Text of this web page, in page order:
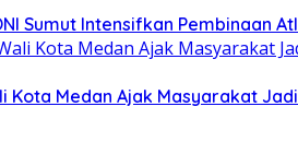
Sumut Intensifkan Pembinaan
Kota Medan Ajak Masyarakat